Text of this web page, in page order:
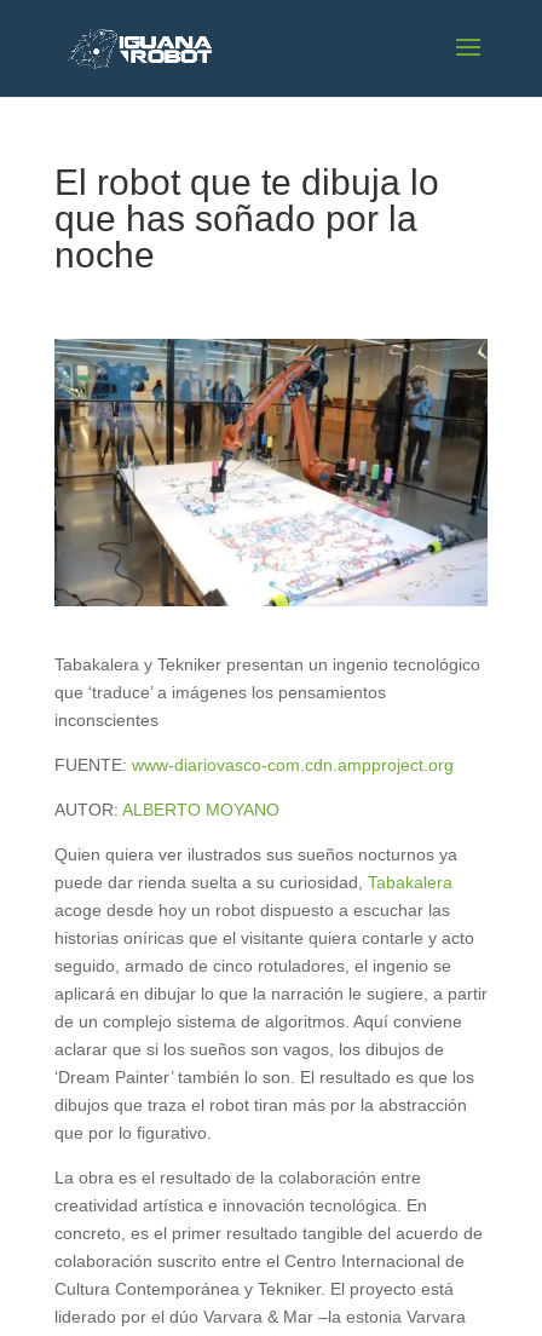
El robot que te dibuja lo
que has soñado por la
noche
Tabakalera y Tekniker presentan un ingenio tecnológico
que ‘traduce’ a imágenes los pensamientos
inconscientes
FUENTE: www-diariovasco-com.cdn.ampproject.org
AUTOR: ALBERTO MOYANO
Quien quiera ver ilustrados sus sueños nocturnos ya
puede dar rienda suelta a su curiosidad, Tabakalera
acoge desde hoy un robot dispuesto a escuchar las
historias oníricas que el visitante quiera contarle y acto
seguido, armado de cinco rotuladores, el ingenio se
aplicará en dibujar lo que la narración le sugiere, a partir
de un complejo sistema de algoritmos. Aquí conviene
aclarar que si los sueños son vagos, los dibujos de
‘Dream Painter’ también lo son. El resultado es que los
dibujos que traza el robot tiran más por la abstracción
que por lo figurativo.
La obra es el resultado de la colaboración entre
creatividad artística e innovación tecnológica. En
concreto, es el primer resultado tangible del acuerdo de
colaboración suscrito entre el Centro Internacional de
Cultura Contemporánea y Tekniker. El proyecto está
liderado por el dúo Varvara & Mar –la estonia Varvara